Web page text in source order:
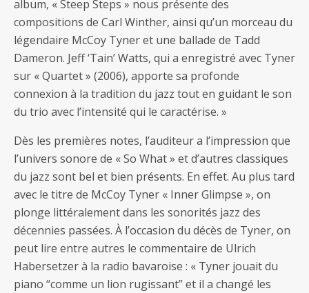
album, « Steep Steps » nous présente des
compositions de Carl Winther, ainsi qu’un morceau du
légendaire McCoy Tyner et une ballade de Tadd
Dameron. Jeff ‘Tain’ Watts, qui a enregistré avec Tyner
sur « Quartet » (2006), apporte sa profonde
connexion à la tradition du jazz tout en guidant le son
du trio avec l’intensité qui le caractérise. »
Dès les premières notes, l’auditeur a l’impression que
l’univers sonore de « So What » et d’autres classiques
du jazz sont bel et bien présents. En effet. Au plus tard
avec le titre de McCoy Tyner « Inner Glimpse », on
plonge littéralement dans les sonorités jazz des
décennies passées. À l’occasion du décès de Tyner, on
peut lire entre autres le commentaire de Ulrich
Habersetzer à la radio bavaroise : « Tyner jouait du
piano “comme un lion rugissant” et il a changé les